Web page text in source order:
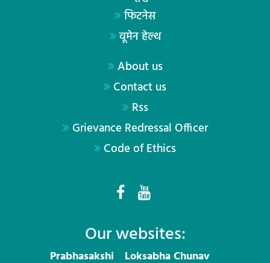
फिटनेस
वूमेन हेल्थ
About us
Contact us
Rss
Grievance Redressal Officer
Code of Ethics
Our websites:
Prabhasakshi Loksabha Chunav